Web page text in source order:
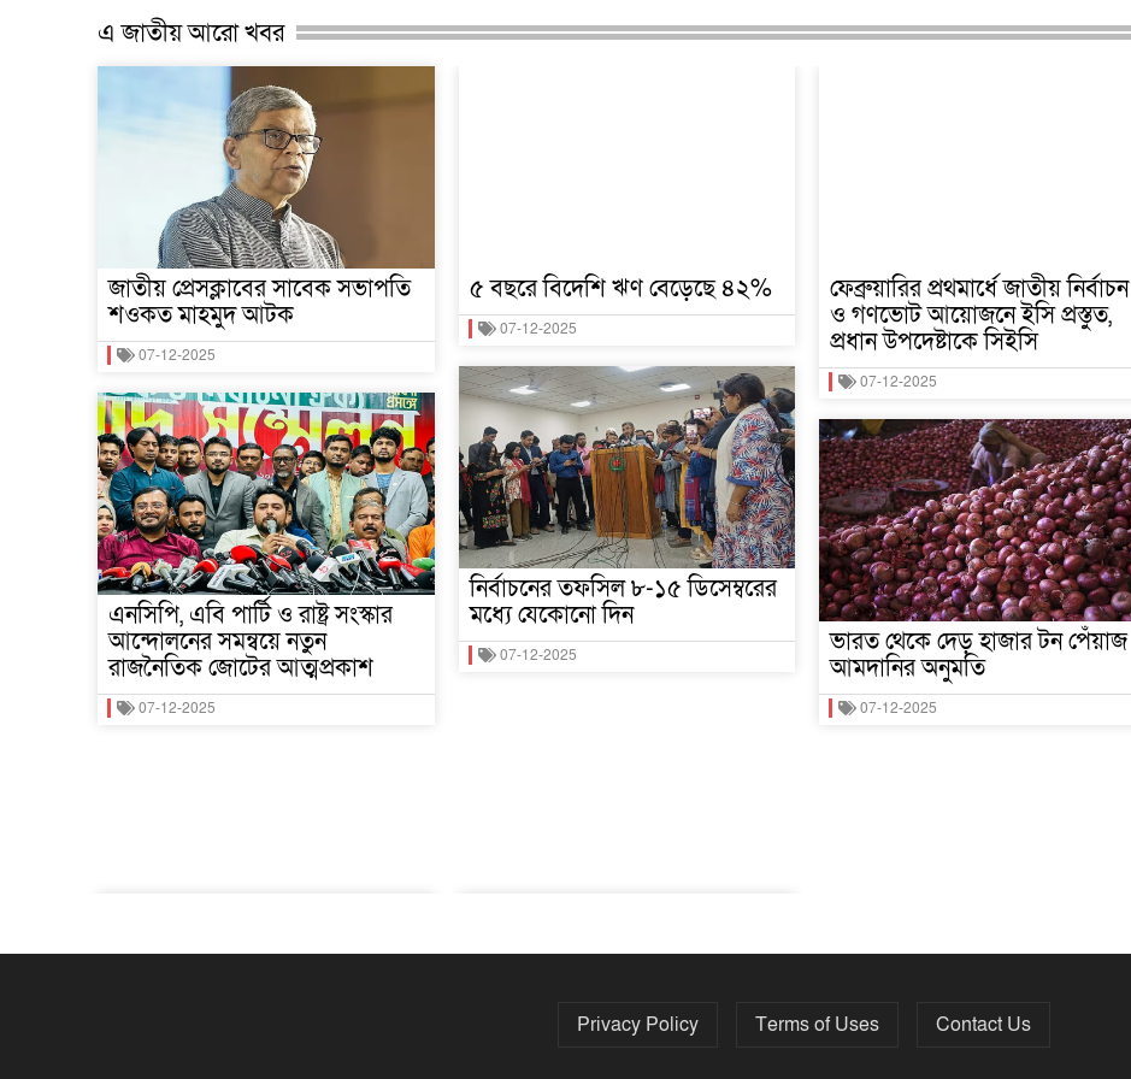
এ জাতীয় আরো খবর
জাতীয় প্রেসক্লাবের সাবেক সভাপতি
শওকত মাহমুদ আটক
07-12-2025
এনসিপি, এবি পার্টি ও রাষ্ট্র সংস্কার
আন্দোলনের সমন্বয়ে নতুন
রাজনৈতিক জোটের আত্মপ্রকাশ
07-12-2025
৫ বছরে বিদেশি ঋণ বেড়েছে ৪২%
07-12-2025
নির্বাচনের তফসিল ৮-১৫ ডিসেম্বরের
মধ্যে যেকোনো দিন
07-12-2025
ফেব্রুয়ারির প্রথমার্ধে জাতীয় নির্বাচন
ও গণভোট আয়োজনে ইসি প্রস্তুত,
প্রধান উপদেষ্টাকে সিইসি
07-12-2025
ভারত থেকে দেড় হাজার টন পেঁয়াজ
আমদানির অনুমতি
07-12-2025
Privacy Policy Terms of Uses Contact Us